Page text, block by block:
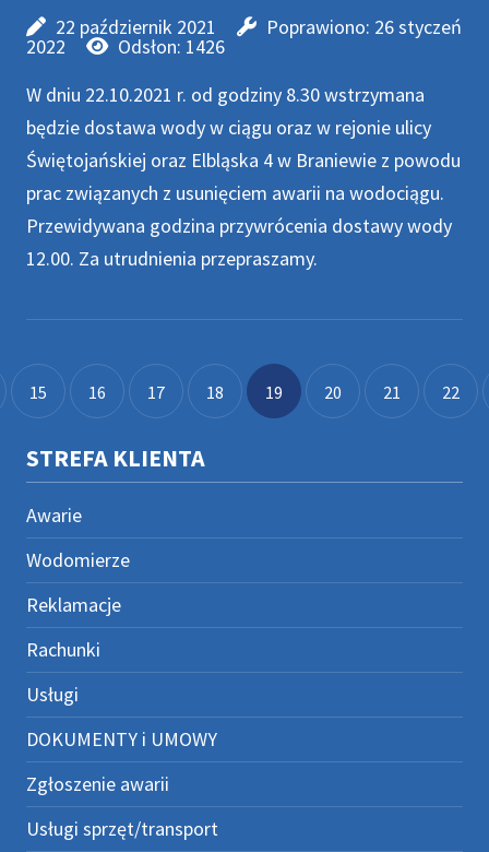
22 październik 2021 Poprawiono: 26 styczeń
2022
Odsłon: 1426
W dniu 22.10.2021 r. od godziny 8.30 wstrzymana
będzie dostawa wody w ciągu oraz w rejonie ulicy
Świętojańskiej oraz Elbląska 4 w Braniewie z powodu
prac związanych z usunięciem awarii na wodociągu.
Przewidywana godzina przywrócenia dostawy wody
12.00. Za utrudnienia przepraszamy.
15 16 17 18 19 20 21 22
STREFA KLIENTA
Awarie
Wodomierze
Reklamacje
Rachunki
Usługi
DOKUMENTY i UMOWY
Zgłoszenie awarii
Usługi sprzęt/transport